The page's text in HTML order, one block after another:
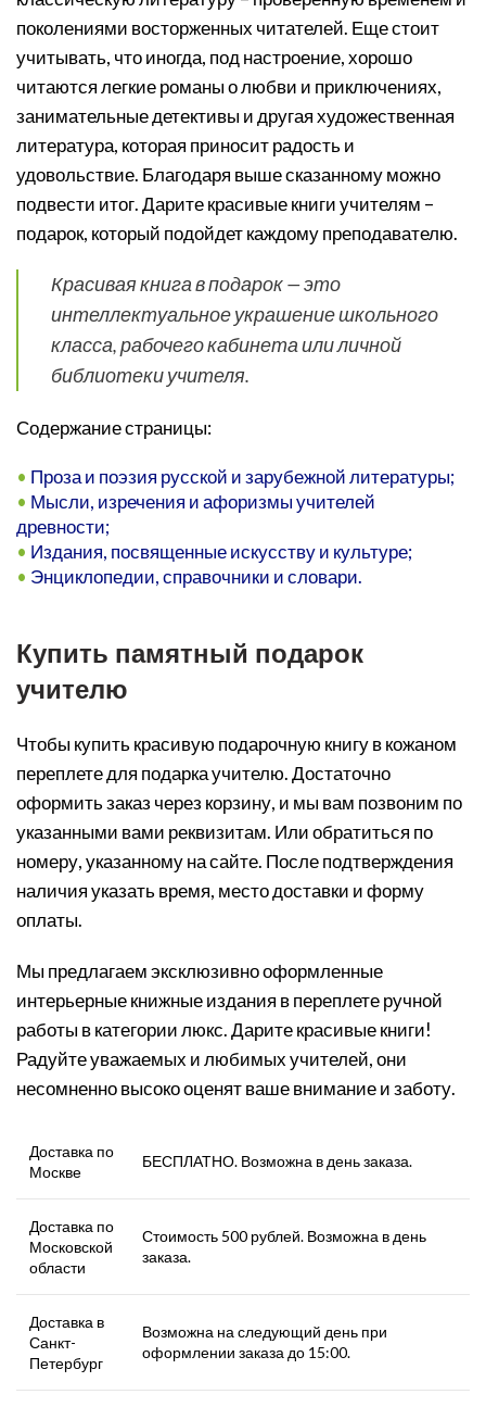
поколениями восторженных читателей. Еще стоит
учитывать, что иногда, под настроение, хорошо
читаются легкие романы о любви и приключениях,
занимательные детективы и другая художественная
литература, которая приносит радость и
удовольствие. Благодаря выше сказанному можно
подвести итог. Дарите красивые книги учителям –
подарок, который подойдет каждому преподавателю.
Красивая книга в подарок — это
интеллектуальное украшение школьного
класса, рабочего кабинета или личной
библиотеки учителя.
Содержание страницы:
• Проза и поэзия русской и зарубежной литературы;
• Мысли, изречения и афоризмы учителей
древности;
• Издания, посвященные искусству и культуре;
• Энциклопедии, справочники и словари.
Купить памятный подарок
учителю
Чтобы купить красивую подарочную книгу в кожаном
переплете для подарка учителю. Достаточно
оформить заказ через корзину, и мы вам позвоним по
указанными вами реквизитам. Или обратиться по
номеру, указанному на сайте. После подтверждения
наличия указать время, место доставки и форму
оплаты.
Мы предлагаем эксклюзивно оформленные
интерьерные книжные издания в переплете ручной
работы в категории люкс. Дарите красивые книги!
Радуйте уважаемых и любимых учителей, они
несомненно высоко оценят ваше внимание и заботу.
Доставка по
Москве
БЕСПЛАТНО. Возможна в день заказа.
Доставка по
Московской
области
Стоимость 500 рублей. Возможна в день
заказа.
Доставка в
Санкт-
Петербург
Возможна на следующий день при
оформлении заказа до 15:00.